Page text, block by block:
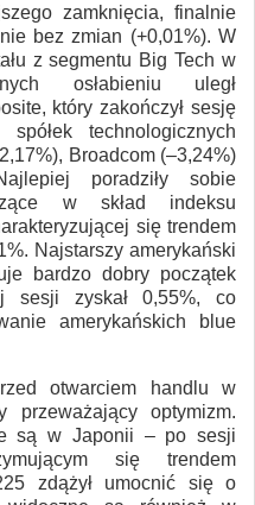
zamknięcia, finalnie
bez zmian (+0,01%). W
z segmentu Big Tech w
osłabieniu uległ
który zakończył sesję
technologicznych
Broadcom (–3,24%)
poradziły sobie
w skład indeksu
się trendem
Najstarszy amerykański
bardzo dobry początek
sesji zyskał 0,55%, co
amerykańskich blue
otwarciem handlu w
przeważający optymizm.
są w Japonii – po sesji
się trendem
zdążył umocnić się o